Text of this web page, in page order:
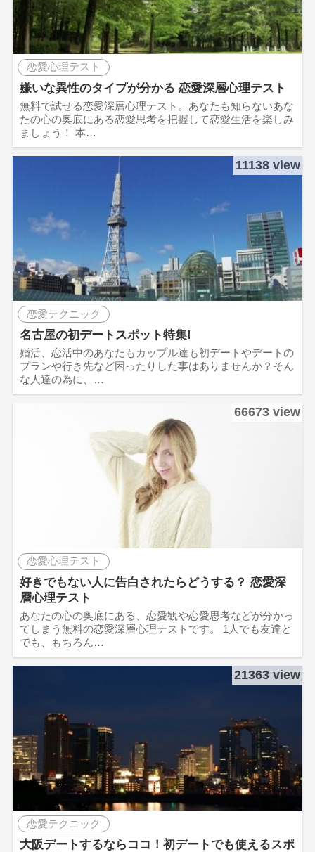
恋愛心理テスト
嫌いな異性のタイプが分かる 恋愛深層心理テスト
無料で試せる恋愛深層心理テスト。あなたも知らないあな
たの心の奥底にある恋愛思考を把握して恋愛生活を楽しみ
ましょう！ 本…
11138 view
恋愛テクニック
名古屋の初デートスポット特集!
婚活、恋活中のあなたもカップル達も初デートやデートの
プランや行き先など困ったりした事はありませんか？そん
な人達の為に、…
66673 view
恋愛心理テスト
好きでもない人に告白されたらどうする？ 恋愛深
層心理テスト
あなたの心の奥底にある、恋愛観や恋愛思考などが分かっ
てしまう無料の恋愛深層心理テストです。 1人でも友達と
でも、もちろん…
21363 view
恋愛テクニック
大阪デートするならココ！初デートでも使えるスポ